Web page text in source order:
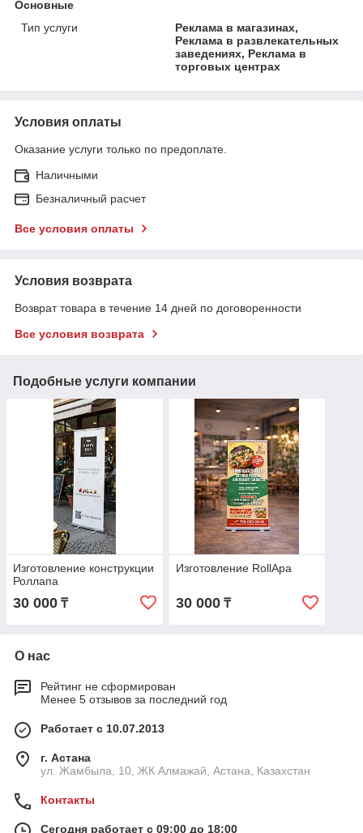
Основные
Тип услуги
Реклама в магазинах,
Реклама в развлекательных
заведениях, Реклама в
торговых центрах
Условия оплаты
Оказание услуги только по предоплате.
Наличными
Безналичный расчет
Все условия оплаты
Условия возврата
Возврат товара в течение 14 дней по договоренности
Все условия возврата
Подобные услуги компании
Изготовление конструкции
Роллапа
30 000 ₸
Изготовление RollApa
30 000₸
О нас
Рейтинг не сформирован
Менее 5 отзывов за последний год
Работает с 10.07.2013
г. Астана
ул. Жамбыла, 10, ЖК Алмажай, Астана, Казахстан
Контакты
Сегодня работает с 09:00 до 18:00